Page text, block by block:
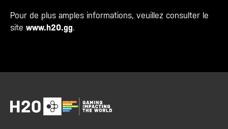
Pour de plus amples informations, veuillez consulter le
site www.h20.gg.